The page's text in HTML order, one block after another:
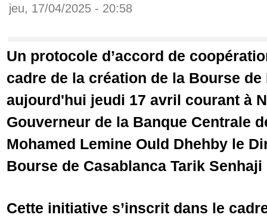
jeu, 17/04/2025 - 20:58
Un protocole d’accord de
cadre de la création de la Bourse
aujourd'hui jeudi 17 avril courant à
Gouverneur de la Banque Centrale
Mohamed Lemine Ould Dhehby le
Bourse de Casablanca Tarik Senhaji
Cette initiative s’inscrit dans le